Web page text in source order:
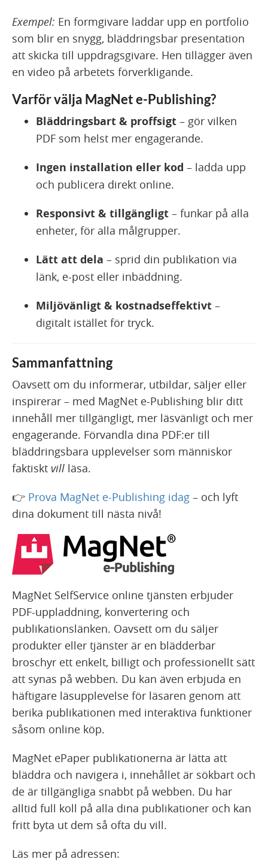
Exempel: En formgivare laddar upp en portfolio
som blir en snygg, bläddringsbar presentation
att skicka till uppdragsgivare. Hen tillägger även
en video på arbetets förverkligande.
Varför välja MagNet e-Publishing?
Bläddringsbart & proffsigt – gör vilken
PDF som helst mer engagerande.
Ingen installation eller kod – ladda upp
och publicera direkt online.
Responsivt & tillgängligt – funkar på alla
enheter, för alla målgrupper.
Lätt att dela – sprid din publikation via
länk, e-post eller inbäddning.
Miljövänligt & kostnadseffektivt –
digitalt istället för tryck.
Sammanfattning
Oavsett om du informerar, utbildar, säljer eller
inspirerar – med MagNet e-Publishing blir ditt
innehåll mer tillgängligt, mer läsvänligt och mer
engagerande. Förvandla dina PDF:er till
bläddringsbara upplevelser som människor
faktiskt vill läsa.
👉 Prova MagNet e-Publishing idag – och lyft
dina dokument till nästa nivå!
MagNet SelfService online tjänsten erbjuder
PDF-uppladdning, konvertering och
publikationslänken. Oavsett om du säljer
produkter eller tjänster är en blädderbar
broschyr ett enkelt, billigt och professionellt sätt
att synas på webben. Du kan även erbjuda en
häftigare läsupplevelse för läsaren genom att
berika publikationen med interaktiva funktioner
såsom online köp.
MagNet ePaper publikationerna är lätta att
bläddra och navigera i, innehållet är sökbart och
de är tillgängliga snabbt på webben. Du har
alltid full koll på alla dina publikationer och kan
fritt byta ut dem så ofta du vill.
Läs mer på adressen: